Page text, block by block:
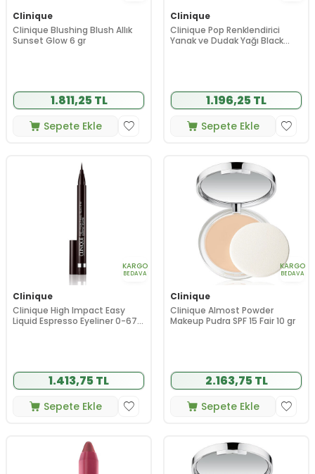
Clinique
Clinique Blushing Blush Allık
Sunset Glow 6 gr
1.811,25 TL
Sepete Ekle
Clinique
Clinique Pop Renklendirici
Yanak ve Dudak Yağı Black
1.196,25 TL
Sepete Ekle
KARGO
BEDAVA
Clinique
Clinique High Impact Easy
Liquid Espresso Eyeliner 0-67
1.413,75 TL
Sepete Ekle
KARGO
BEDAVA
Clinique
Clinique Almost Powder
Makeup Pudra SPF 15 Fair 10 gr
2.163,75 TL
Sepete Ekle